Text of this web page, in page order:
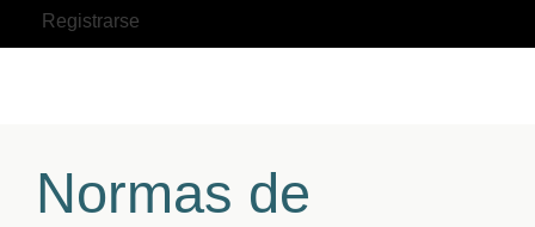
Registrarse
Normas de